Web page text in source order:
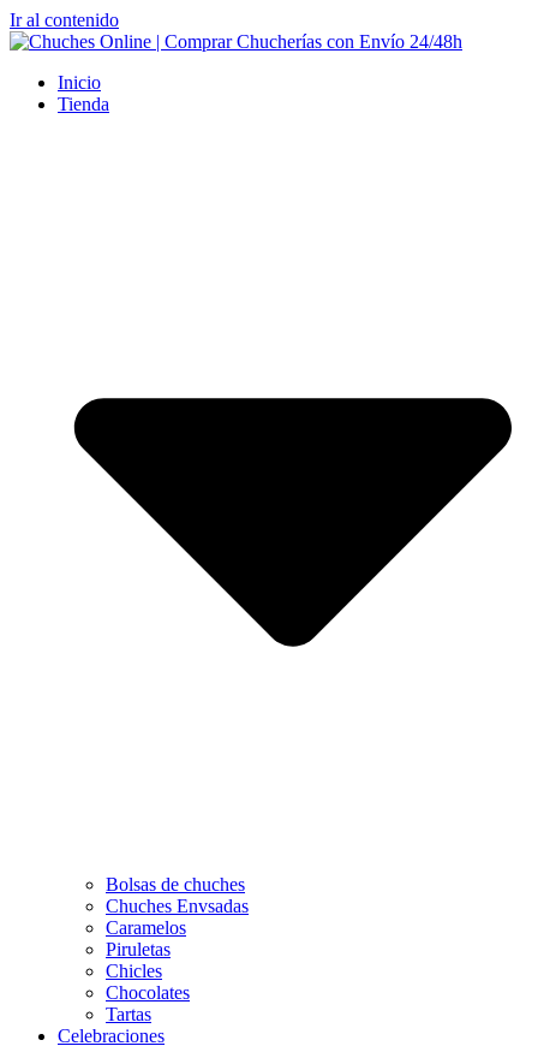
Ir al contenido
Inicio
Tienda
Bolsas de chuches
Chuches Envsadas
Caramelos
Piruletas
Chicles
Chocolates
Tartas
Celebraciones